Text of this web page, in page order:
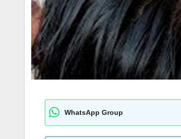
WhatsApp Group